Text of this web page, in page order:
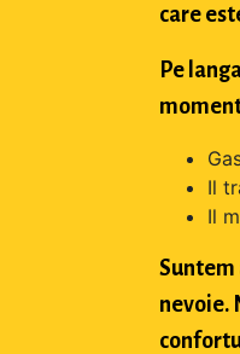
care
Pe
Il
Il
nevoie.